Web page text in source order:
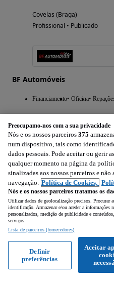
Covelas (Braga)
Profissional • Publicado
BF Automóveis
Financiamento Oficina
Preocupamo-nos com a sua privacidade
Nós e os nossos parceiros 375
num dispositivo, tais como
dados pessoais. Pode aceitar ou gerir
qualquer momento na página da
sinalizadas aos nossos parceiros e não
navegação. Política de Cookies,
Nós e os nossos parceiros tratamos os
Utilizar dados de geolocalização precisos. Procurar
identificação. Armazenar e/ou aceder a
personalizados, medição de publicidade e
serviços.
Lista de parceiros (fornecedores)
Aceitar
Definir
preferências